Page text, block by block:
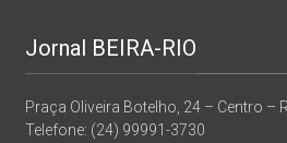
Jornal BEIRA-RIO
Praça Oliveira Botelho, 24 – Centro –
Telefone: (24) 99991-3730